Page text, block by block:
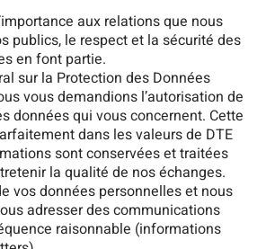
aux relations que nous
publics, le respect et la sécurité des
en font partie.
sur la Protection des Données
vous demandions l’autorisation de
données qui vous concernent. Cette
dans les valeurs de DTE
sont conservées et traitées
la qualité de nos échanges.
vos données personnelles et nous
adresser des communications
raisonnable (informations